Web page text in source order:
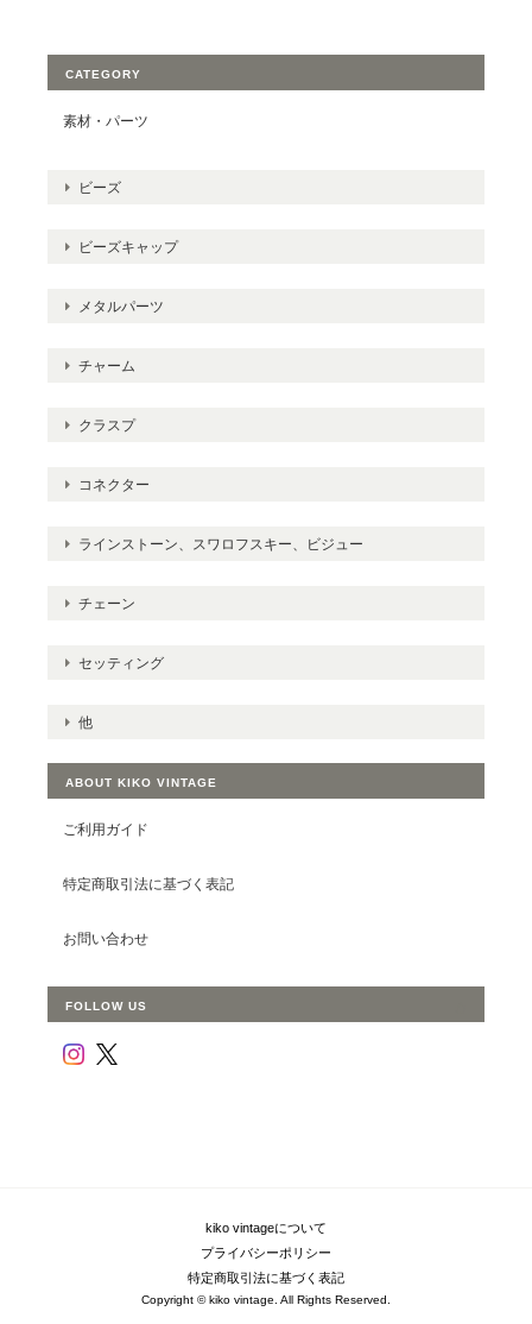
CATEGORY
素材・パーツ
ビーズ
ビーズキャップ
メタルパーツ
チャーム
クラスプ
コネクター
ラインストーン、スワロフスキー、ビジュー
チェーン
セッティング
他
ABOUT KIKO VINTAGE
ご利用ガイド
特定商取引法に基づく表記
お問い合わせ
FOLLOW US
kiko vintageについて
プライバシーポリシー
特定商取引法に基づく表記
Copyright © kiko vintage. All Rights Reserved.